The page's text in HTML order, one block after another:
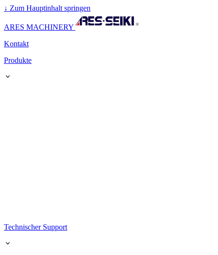
↓ Zum Hauptinhalt springen
ARES MACHINERY
Kontakt
Produkte
Technischer Support